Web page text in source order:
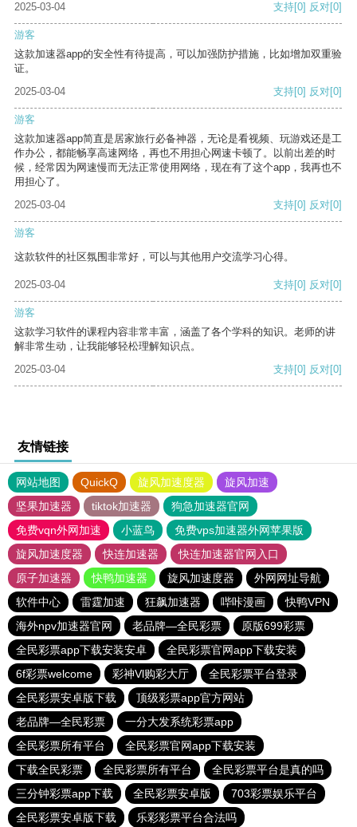
2025-03-04
支持[0] 反对[0]
游客
这款加速器app的安全性有待提高，可以加强防护措施，比如增加双重验
证。
2025-03-04
支持[0] 反对[0]
游客
这款加速器app简直是居家旅行必备神器，无论是看视频、玩游戏还是工
作办公，都能畅享高速网络，再也不用担心网速卡顿了。以前出差的时
候，经常因为网速慢而无法正常使用网络，现在有了这个app，我再也不
用担心了。
2025-03-04
支持[0] 反对[0]
游客
这款软件的社区氛围非常好，可以与其他用户交流学习心得。
2025-03-04 支持[0] 反对[0]
游客
这款学习软件的课程内容非常丰富，涵盖了各个学科的知识。老师的讲
解非常生动，让我能够轻松理解知识点。
2025-03-04
支持[0] 反对[0]
友情链接
网站地图 QuickQ 旋风加速度器
旋风加速
坚果加速器
tiktok加速器
狗急加速器官网
免费vqn外网加速
小蓝鸟
免费vps加速器外网苹果版
旋风加速度器
快连加速器
快连加速器官网入口
原子加速器
快鸭加速器 旋风加速度器
外网网址导航
软件中心
雷霆加速 狂飙加速器 哔咔漫画
快鸭VPN
海外npv加速器官网
老品牌—全民彩票
原版699彩票
全民彩票app下载安装安卓
全民彩票官网app下载安装
6f彩票welcome
彩神Vl购彩大厅
全民彩票平台登录
全民彩票安卓版下载
顶级彩票app官方网站
老品牌—全民彩票
一分大发系统彩票app
全民彩票所有平台
全民彩票官网app下载安装
下载全民彩票
全民彩票所有平台
全民彩票平台是真的吗
三分钟彩票app下载
全民彩票安卓版
703彩票娱乐平台
全民彩票安卓版下载
乐彩彩票平台合法吗